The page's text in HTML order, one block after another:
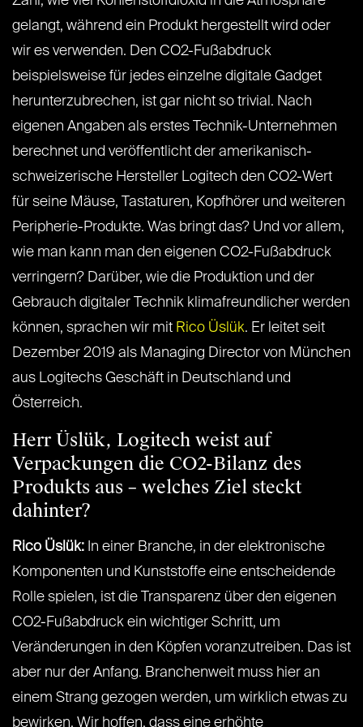
gelangt, während ein Produkt hergestellt wird oder
wir es verwenden. Den CO2-Fußabdruck
beispielsweise für jedes einzelne digitale Gadget
herunterzubrechen, ist gar nicht so trivial. Nach
eigenen Angaben als erstes Technik-Unternehmen
berechnet und veröffentlicht der amerikanisch-
schweizerische Hersteller Logitech den CO2-Wert
für seine Mäuse, Tastaturen, Kopfhörer und weiteren
Peripherie-Produkte. Was bringt das? Und vor allem,
wie man kann man den eigenen CO2-Fußabdruck
verringern? Darüber, wie die Produktion und der
Gebrauch digitaler Technik klimafreundlicher werden
können, sprachen wir mit Rico Üslük. Er leitet seit
Dezember 2019 als Managing Director von München
aus Logitechs Geschäft in Deutschland und
Österreich.
Herr Üslük, Logitech weist auf
Verpackungen die CO2-Bilanz des
Produkts aus – welches Ziel steckt
dahinter?
Rico Üslük: In einer Branche, in der elektronische
Komponenten und Kunststoffe eine entscheidende
Rolle spielen, ist die Transparenz über den eigenen
CO2-Fußabdruck ein wichtiger Schritt, um
Veränderungen in den Köpfen voranzutreiben. Das ist
aber nur der Anfang. Branchenweit muss hier an
einem Strang gezogen werden, um wirklich etwas zu
bewirken. Wir hoffen, dass eine erhöhte